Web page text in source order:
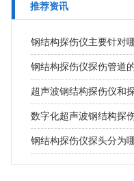
推荐资讯
钢结构探伤仪主要针对
钢结构探伤仪探伤管道
超声波钢结构探伤仪和
数字化超声波钢结构探
钢结构探伤仪探头分为